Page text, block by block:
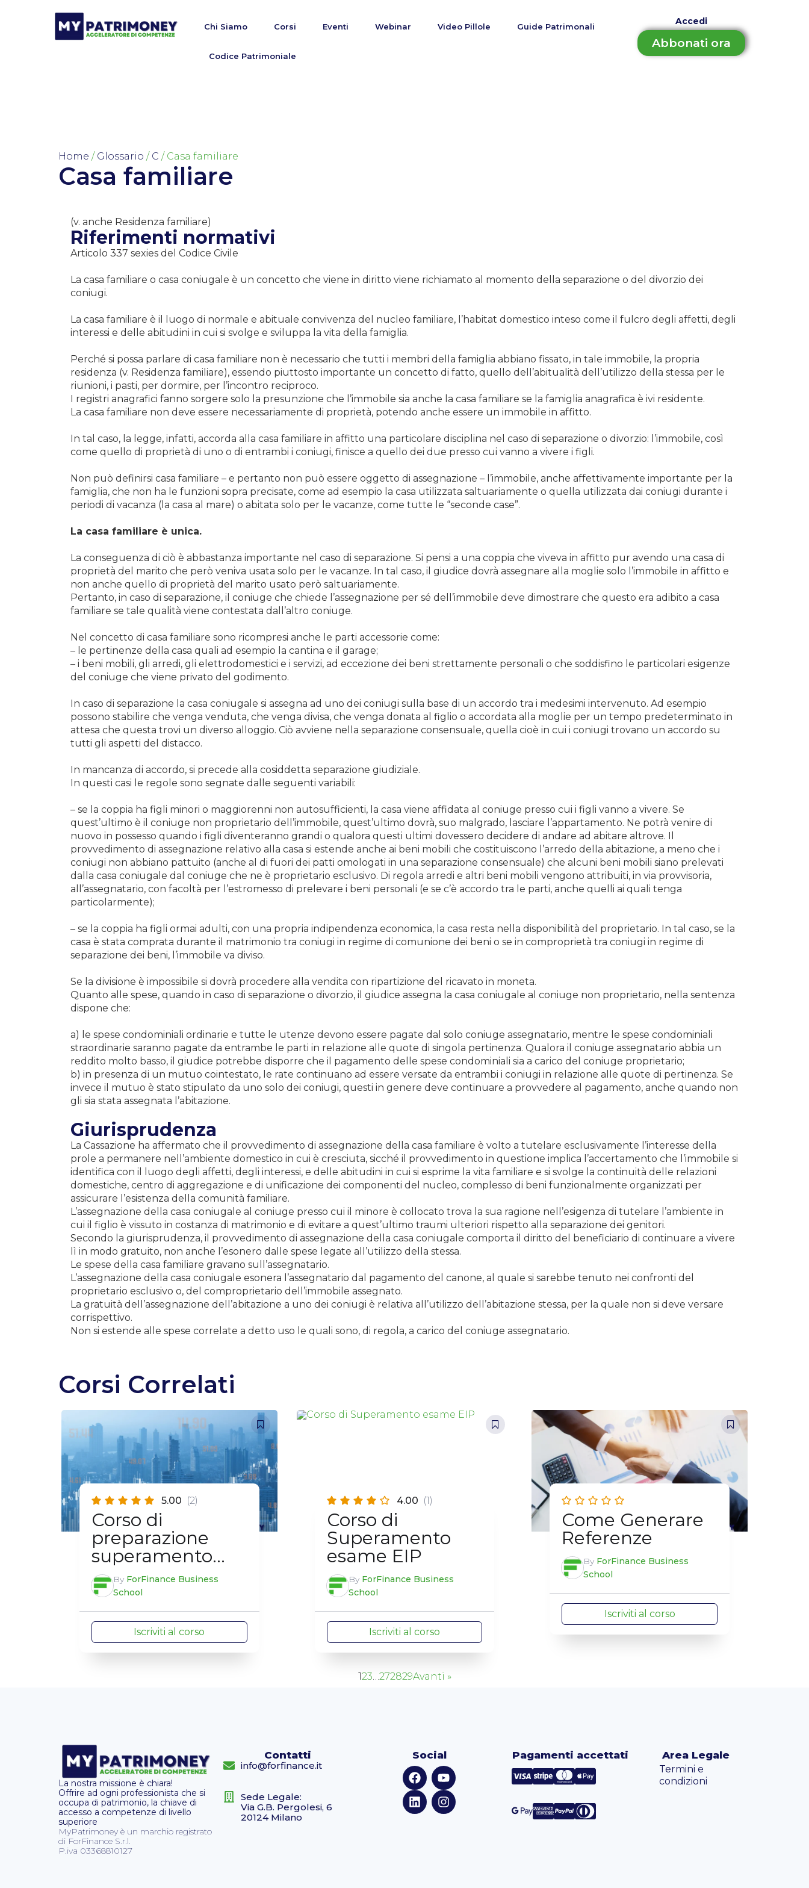
Chi Siamo Corsi Eventi Webinar Video Pillole Guide Patrimonali
Codice Patrimoniale
Accedi
Abbonati ora
Home / Glossario / C / Casa familiare
Casa familiare
(v. anche Residenza familiare)
Riferimenti normativi
Articolo 337 sexies del Codice Civile
La casa familiare o casa coniugale è un concetto che viene in diritto viene richiamato al momento della separazione o del divorzio dei
coniugi.
La casa familiare è il luogo di normale e abituale convivenza del nucleo familiare, l’habitat domestico inteso come il fulcro degli affetti, degli
interessi e delle abitudini in cui si svolge e sviluppa la vita della famiglia.
Perché si possa parlare di casa familiare non è necessario che tutti i membri della famiglia abbiano fissato, in tale immobile, la propria
residenza (v. Residenza familiare), essendo piuttosto importante un concetto di fatto, quello dell’abitualità dell’utilizzo della stessa per le
riunioni, i pasti, per dormire, per l’incontro reciproco.
I registri anagrafici fanno sorgere solo la presunzione che l’immobile sia anche la casa familiare se la famiglia anagrafica è ivi residente.
La casa familiare non deve essere necessariamente di proprietà, potendo anche essere un immobile in affitto.
In tal caso, la legge, infatti, accorda alla casa familiare in affitto una particolare disciplina nel caso di separazione o divorzio: l’immobile, così
come quello di proprietà di uno o di entrambi i coniugi, finisce a quello dei due presso cui vanno a vivere i figli.
Non può definirsi casa familiare – e pertanto non può essere oggetto di assegnazione – l’immobile, anche affettivamente importante per la
famiglia, che non ha le funzioni sopra precisate, come ad esempio la casa utilizzata saltuariamente o quella utilizzata dai coniugi durante i
periodi di vacanza (la casa al mare) o abitata solo per le vacanze, come tutte le “seconde case”.
La casa familiare è unica.
La conseguenza di ciò è abbastanza importante nel caso di separazione. Si pensi a una coppia che viveva in affitto pur avendo una casa di
proprietà del marito che però veniva usata solo per le vacanze. In tal caso, il giudice dovrà assegnare alla moglie solo l’immobile in affitto e
non anche quello di proprietà del marito usato però saltuariamente.
Pertanto, in caso di separazione, il coniuge che chiede l’assegnazione per sé dell’immobile deve dimostrare che questo era adibito a casa
familiare se tale qualità viene contestata dall’altro coniuge.
Nel concetto di casa familiare sono ricompresi anche le parti accessorie come:
– le pertinenze della casa quali ad esempio la cantina e il garage;
– i beni mobili, gli arredi, gli elettrodomestici e i servizi, ad eccezione dei beni strettamente personali o che soddisfino le particolari esigenze
del coniuge che viene privato del godimento.
In caso di separazione la casa coniugale si assegna ad uno dei coniugi sulla base di un accordo tra i medesimi intervenuto. Ad esempio
possono stabilire che venga venduta, che venga divisa, che venga donata al figlio o accordata alla moglie per un tempo predeterminato in
attesa che questa trovi un diverso alloggio. Ciò avviene nella separazione consensuale, quella cioè in cui i coniugi trovano un accordo su
tutti gli aspetti del distacco.
In mancanza di accordo, si precede alla cosiddetta separazione giudiziale.
In questi casi le regole sono segnate dalle seguenti variabili:
– se la coppia ha figli minori o maggiorenni non autosufficienti, la casa viene affidata al coniuge presso cui i figli vanno a vivere. Se
quest’ultimo è il coniuge non proprietario dell’immobile, quest’ultimo dovrà, suo malgrado, lasciare l’appartamento. Ne potrà venire di
nuovo in possesso quando i figli diventeranno grandi o qualora questi ultimi dovessero decidere di andare ad abitare altrove. Il
provvedimento di assegnazione relativo alla casa si estende anche ai beni mobili che costituiscono l’arredo della abitazione, a meno che i
coniugi non abbiano pattuito (anche al di fuori dei patti omologati in una separazione consensuale) che alcuni beni mobili siano prelevati
dalla casa coniugale dal coniuge che ne è proprietario esclusivo. Di regola arredi e altri beni mobili vengono attribuiti, in via provvisoria,
all’assegnatario, con facoltà per l’estromesso di prelevare i beni personali (e se c’è accordo tra le parti, anche quelli ai quali tenga
particolarmente);
– se la coppia ha figli ormai adulti, con una propria indipendenza economica, la casa resta nella disponibilità del proprietario. In tal caso, se la
casa è stata comprata durante il matrimonio tra coniugi in regime di comunione dei beni o se in comproprietà tra coniugi in regime di
separazione dei beni, l’immobile va diviso.
Se la divisione è impossibile si dovrà procedere alla vendita con ripartizione del ricavato in moneta.
Quanto alle spese, quando in caso di separazione o divorzio, il giudice assegna la casa coniugale al coniuge non proprietario, nella sentenza
dispone che:
a) le spese condominiali ordinarie e tutte le utenze devono essere pagate dal solo coniuge assegnatario, mentre le spese condominiali
straordinarie saranno pagate da entrambe le parti in relazione alle quote di singola pertinenza. Qualora il coniuge assegnatario abbia un
reddito molto basso, il giudice potrebbe disporre che il pagamento delle spese condominiali sia a carico del coniuge proprietario;
b) in presenza di un mutuo cointestato, le rate continuano ad essere versate da entrambi i coniugi in relazione alle quote di pertinenza. Se
invece il mutuo è stato stipulato da uno solo dei coniugi, questi in genere deve continuare a provvedere al pagamento, anche quando non
gli sia stata assegnata l’abitazione.
Giurisprudenza
La Cassazione ha affermato che il provvedimento di assegnazione della casa familiare è volto a tutelare esclusivamente l’interesse della
prole a permanere nell’ambiente domestico in cui è cresciuta, sicché il provvedimento in questione implica l’accertamento che l’immobile si
identifica con il luogo degli affetti, degli interessi, e delle abitudini in cui si esprime la vita familiare e si svolge la continuità delle relazioni
domestiche, centro di aggregazione e di unificazione dei componenti del nucleo, complesso di beni funzionalmente organizzati per
assicurare l’esistenza della comunità familiare.
L’assegnazione della casa coniugale al coniuge presso cui il minore è collocato trova la sua ragione nell’esigenza di tutelare l’ambiente in
cui il figlio è vissuto in costanza di matrimonio e di evitare a quest’ultimo traumi ulteriori rispetto alla separazione dei genitori.
Secondo la giurisprudenza, il provvedimento di assegnazione della casa coniugale comporta il diritto del beneficiario di continuare a vivere
lì in modo gratuito, non anche l’esonero dalle spese legate all’utilizzo della stessa.
Le spese della casa familiare gravano sull’assegnatario.
L’assegnazione della casa coniugale esonera l’assegnatario dal pagamento del canone, al quale si sarebbe tenuto nei confronti del
proprietario esclusivo o, del comproprietario dell’immobile assegnato.
La gratuità dell’assegnazione dell’abitazione a uno dei coniugi è relativa all’utilizzo dell’abitazione stessa, per la quale non si deve versare
corrispettivo.
Non si estende alle spese correlate a detto uso le quali sono, di regola, a carico del coniuge assegnatario.
Corsi Correlati
5.00 (2)
Corso di
preparazione
superamento
esame EFA
By ForFinance Business
School
Iscriviti al corso
4.00 (1)
Corso di
Superamento
esame EIP
By ForFinance Business
School
Iscriviti al corso
Come Generare
Referenze
By ForFinance Business
School
Iscriviti al corso
123…272829Avanti »
La nostra missione è chiara!
Offrire ad ogni professionista che si
occupa di patrimonio, la chiave di
accesso a competenze di livello
superiore
MyPatrimoney è un marchio registrato
di ForFinance S.r.l.
P.iva 03368810127
Contatti
info@forfinance.it
Sede Legale:
Via G.B. Pergolesi, 6
20124 Milano
Social Pagamenti accettati Area Legale
Termini e
condizioni